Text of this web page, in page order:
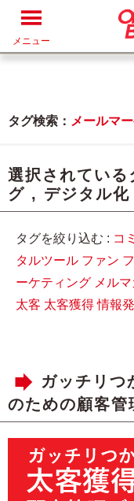
メニュー
タグ検索： メールマ
選択されている
グ , デジタル化
タグを絞り込む : コ
タルツール ファン
ーケティング メル
太客 太客獲得 情報
ガッチリつ
のための顧客管